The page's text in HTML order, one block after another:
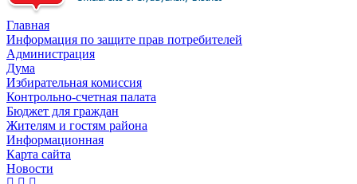
Главная
Информация по защите прав потребителей
Администрация
Дума
Избирательная комиссия
Контрольно-счетная палата
Бюджет для граждан
Жителям и гостям района
Информационная
Карта сайта
Новости